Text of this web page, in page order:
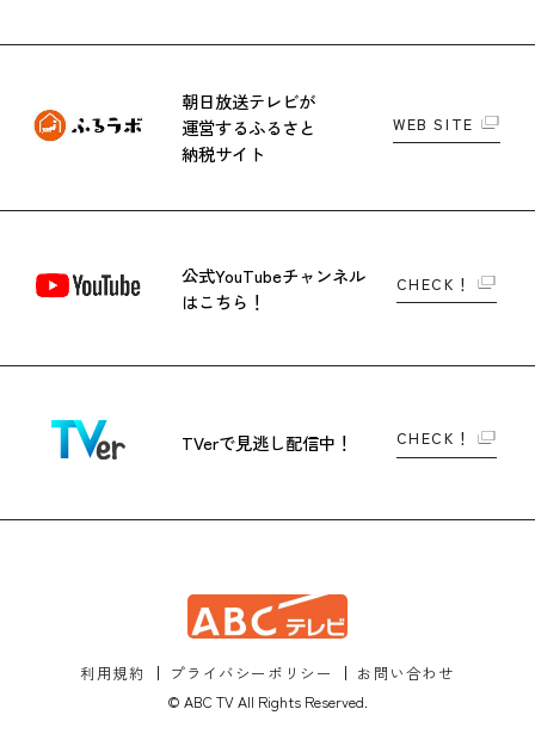
朝日放送テレビが
運営するふるさと
納税サイト
WEB SITE
公式YouTubeチャンネル
はこちら！
CHECK！
TVerで見逃し配信中！ CHECK！
利用規約 プライバシーポリシー
お問い合わせ
© ABC TV All Rights Reserved.